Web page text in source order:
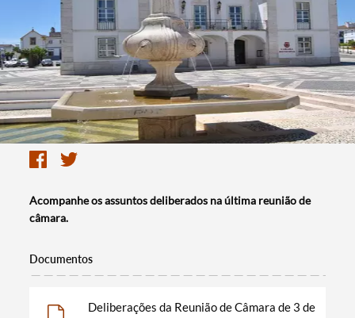
Acompanhe os assuntos deliberados na última reunião de
câmara.
Documentos
Deliberações da Reunião de Câmara de 3 de